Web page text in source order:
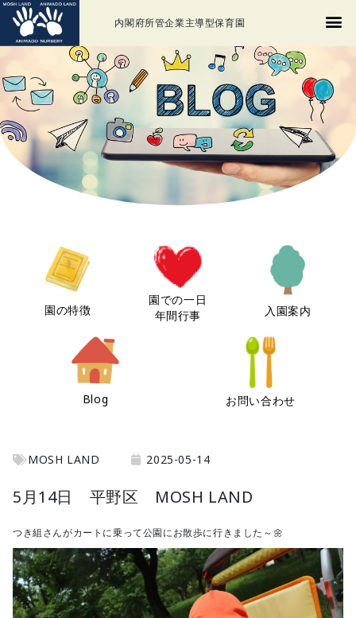
内閣府所管企業主導型保育園
園の特徴
園での一日
年間行事
入園案内
Blog お問い合わせ
MOSH LAND 2025-05-14
5月14日 平野区 MOSH LAND
つき組さんがカートに乗って公園にお散歩に行きました～🌼